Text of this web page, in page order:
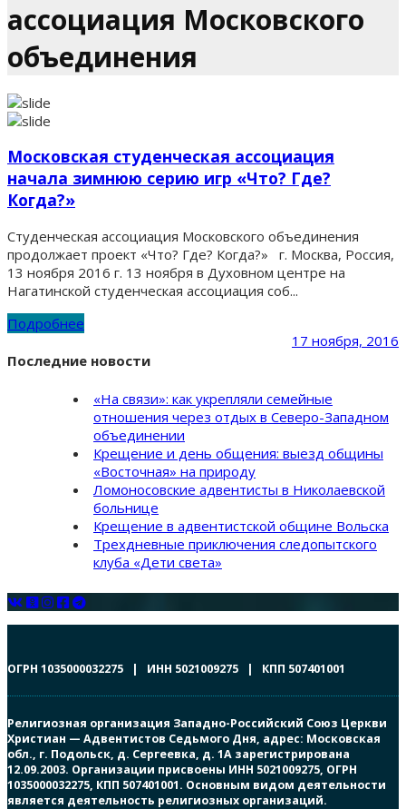
ассоциация Московского
объединения
Московская студенческая ассоциация
начала зимнюю серию игр «Что? Где?
Когда?»
Студенческая ассоциация Московского объединения
продолжает проект «Что? Где? Когда?» г. Москва, Россия,
13 ноября 2016 г. 13 ноября в Духовном центре на
Нагатинской студенческая ассоциация соб...
Подробнее
17 ноября, 2016
Последние новости
«На связи»: как укрепляли семейные
отношения через отдых в Северо-Западном
объединении
Крещение и день общения: выезд общины
«Восточная» на природу
Ломоносовские адвентисты в Николаевской
больнице
Крещение в адвентистской общине Вольска
Трехдневные приключения следопытского
клуба «Дети света»
ОГРН 1035000032275 | ИНН 5021009275 | КПП 507401001
Религиозная организация Западно-Российский Союз Церкви
Христиан — Адвентистов Седьмого Дня, адрес: Московская
обл., г. Подольск, д. Сергеевка, д. 1А зарегистрирована
12.09.2003. Организации присвоены ИНН 5021009275, ОГРН
1035000032275, КПП 507401001. Основным видом деятельности
является деятельность религиозных организаций.